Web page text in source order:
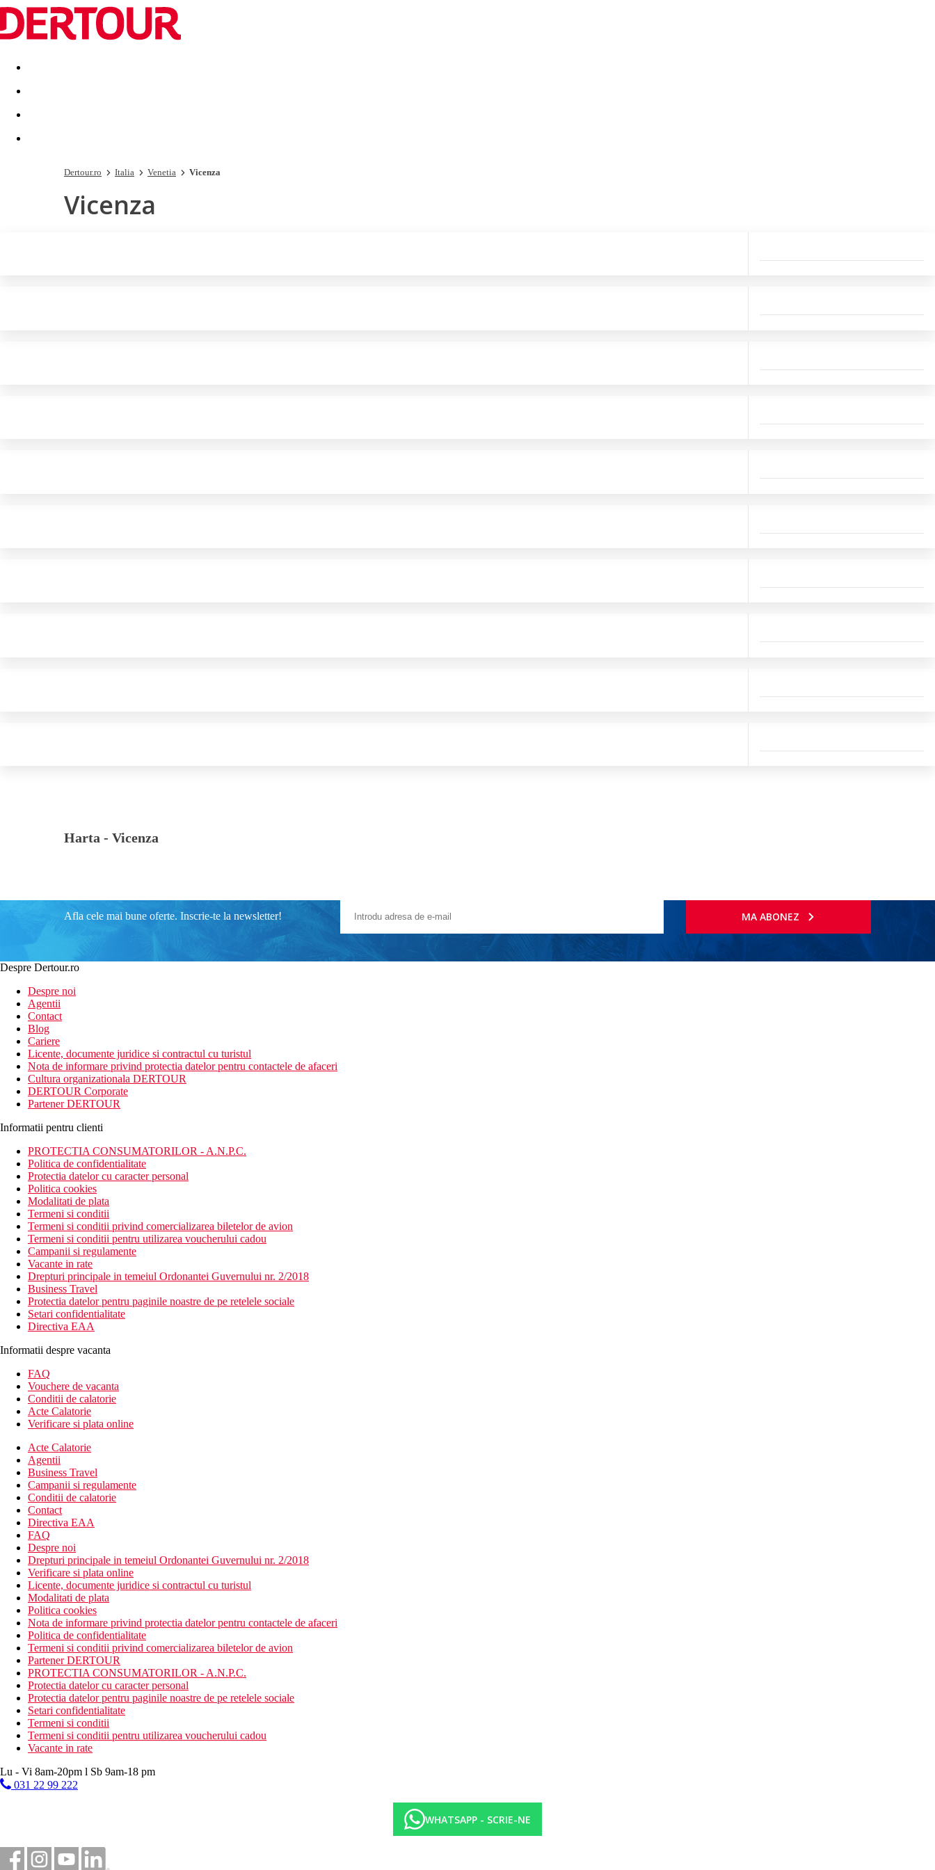
Destinatii Vacanta perfecta OFERTE DE NERATAT
Dertour.ro Italia Venetia Vicenza
Vicenza
Harta - Vicenza
Afla cele mai bune oferte. Inscrie-te la newsletter! MA ABONEZ
Despre Dertour.ro
Despre noi
Agentii
Contact
Blog
Cariere
Licente, documente juridice si contractul cu turistul
Nota de informare privind protectia datelor pentru contactele de afaceri
Cultura organizationala DERTOUR
DERTOUR Corporate
Partener DERTOUR
Informatii pentru clienti
PROTECTIA CONSUMATORILOR - A.N.P.C.
Politica de confidentialitate
Protectia datelor cu caracter personal
Politica cookies
Modalitati de plata
Termeni si conditii
Termeni si conditii privind comercializarea biletelor de avion
Termeni si conditii pentru utilizarea voucherului cadou
Campanii si regulamente
Vacante in rate
Drepturi principale in temeiul Ordonantei Guvernului nr. 2/2018
Business Travel
Protectia datelor pentru paginile noastre de pe retelele sociale
Setari confidentialitate
Directiva EAA
Informatii despre vacanta
FAQ
Vouchere de vacanta
Conditii de calatorie
Acte Calatorie
Verificare si plata online
Acte Calatorie
Agentii
Business Travel
Campanii si regulamente
Conditii de calatorie
Contact
Directiva EAA
FAQ
Despre noi
Drepturi principale in temeiul Ordonantei Guvernului nr. 2/2018
Verificare si plata online
Licente, documente juridice si contractul cu turistul
Modalitati de plata
Politica cookies
Nota de informare privind protectia datelor pentru contactele de afaceri
Politica de confidentialitate
Termeni si conditii privind comercializarea biletelor de avion
Partener DERTOUR
PROTECTIA CONSUMATORILOR - A.N.P.C.
Protectia datelor cu caracter personal
Protectia datelor pentru paginile noastre de pe retelele sociale
Setari confidentialitate
Termeni si conditii
Termeni si conditii pentru utilizarea voucherului cadou
Vacante in rate
Lu - Vi 8am-20pm l Sb 9am-18 pm
031 22 99 222
WHATSAPP - SCRIE-NE